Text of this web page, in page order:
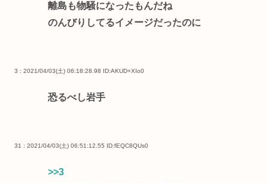
離島も物騒になったもんだね
のんびりしてるイメージだったのに
3 : 2021/04/03(土) 06:18:28.98 ID:AKUD+XIo0
恐るべし岩手
31 : 2021/04/03(土) 06:51:12.55 ID:fEQC8QUs0
>>3